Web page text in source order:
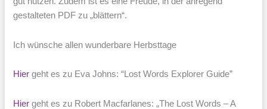
gestalteten PDF zu „blättern“.
Ich wünsche allen wunderbare Herbsttage
Hier geht es zu Eva Johns: “Lost Words Explorer Guide”
Hier geht es zu Robert Macfarlanes: „The Lost Words – A